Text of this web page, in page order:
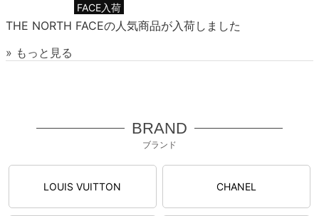
FACE入荷
THE NORTH FACEの人気商品が入荷しました
» もっと見る
BRAND
ブランド
LOUIS VUITTON CHANEL